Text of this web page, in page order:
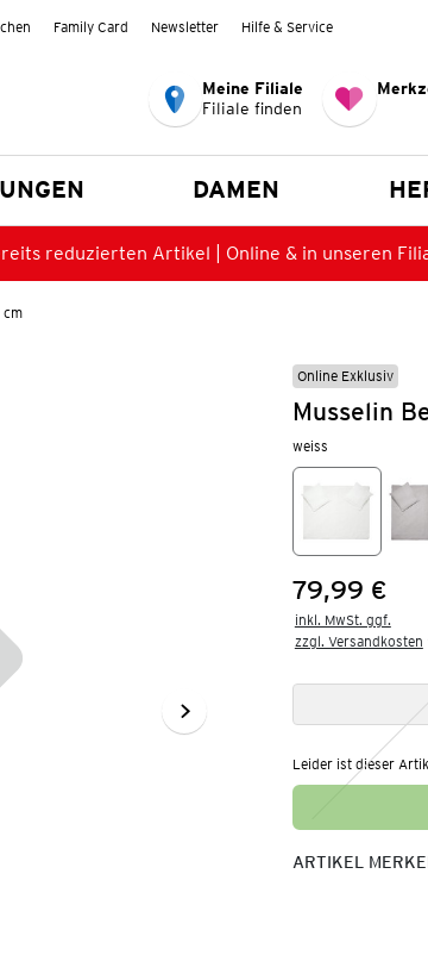
Family Card Newsletter Hilfe & Service
Meine Filiale
Filiale finden
DAMEN
reduzierten Artikel | Online & in unseren
cm
Online Exklusiv
Musselin
weiss
Preis:
79,99 €
inkl. MwSt. ggf.
zzgl. Versandkosten
Leider ist dieser
ARTIKEL